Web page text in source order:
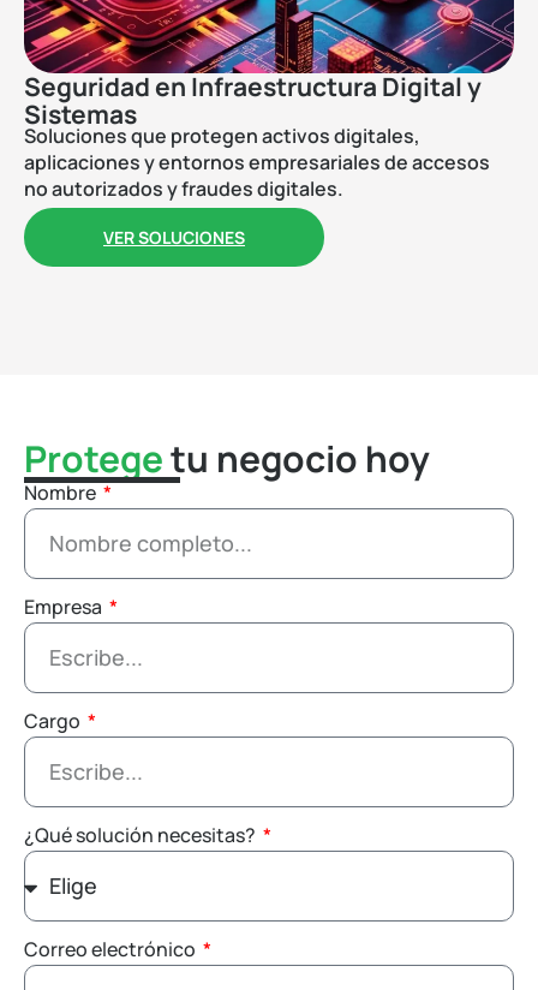
Seguridad en Infraestructura Digital y
Sistemas
Soluciones que protegen activos digitales,
aplicaciones y entornos empresariales de accesos
no autorizados y fraudes digitales.
VER SOLUCIONES
Protegetu negocio hoy
Nombre
Empresa
Cargo
¿Qué solución necesitas?
Correo electrónico